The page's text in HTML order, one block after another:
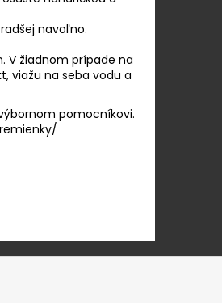
navoľno.
V žiadnom prípade na
viažu na seba vodu a
pomocníkovi.